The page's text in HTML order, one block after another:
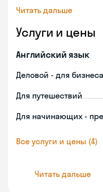
Читать дальше
Услуги и цены
Английский язык
Деловой - для бизнеса
Для путешествий
Для начинающих -
Все услуги и цены (4)
Читать дальше